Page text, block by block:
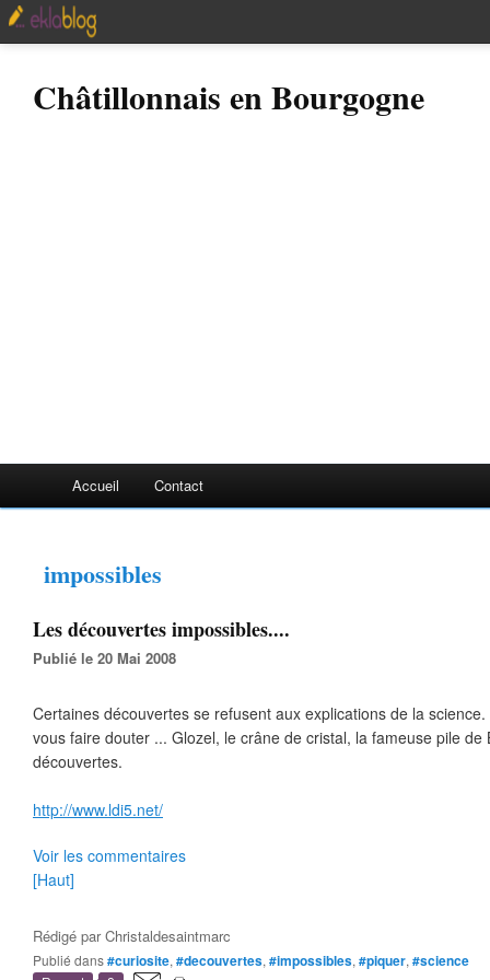
Châtillonnais en Bourgogne
Accueil Contact
impossibles
Les découvertes impossibles....
Publié le 20 Mai 2008
Certaines découvertes se refusent aux explications de la
vous faire douter ... Glozel, le crâne de cristal, la fameuse pile
découvertes.
http://www.ldi5.net/
Voir les commentaires
[Haut]
Rédigé parChristaldesaintmarc
Publié dans#curiosite, #decouvertes, #impossibles, #piquer, #science